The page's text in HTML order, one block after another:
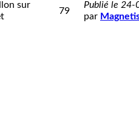
sur
79
Publié le 24-
par